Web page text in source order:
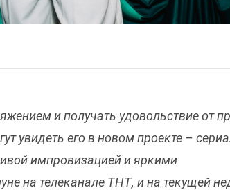
и получать удовольствие от
увидеть его в новом проекте –
импровизацией и яркими
на телеканале ТНТ, и на текущей